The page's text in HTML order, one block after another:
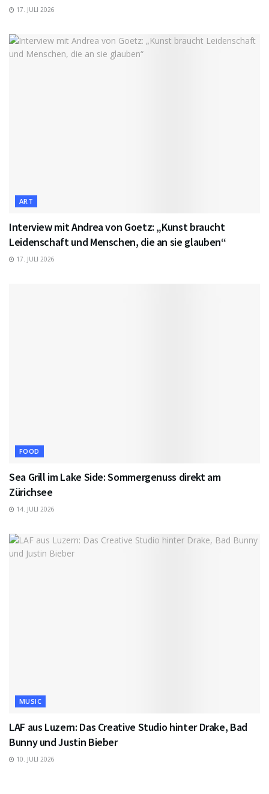
17. JULI 2026
ART
Interview mit Andrea von Goetz: „Kunst braucht
Leidenschaft und Menschen, die an sie glauben“
17. JULI 2026
FOOD
Sea Grill im Lake Side: Sommergenuss direkt am
Zürichsee
14. JULI 2026
MUSIC
LAF aus Luzern: Das Creative Studio hinter Drake, Bad
Bunny und Justin Bieber
10. JULI 2026